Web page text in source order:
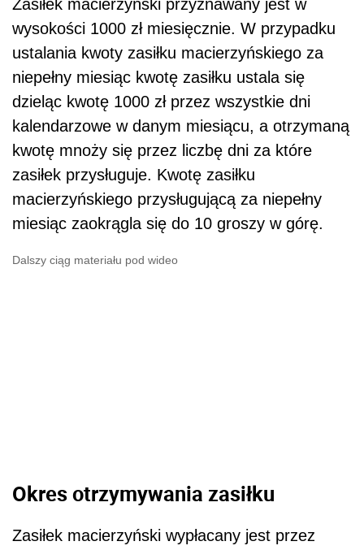
Zasiłek macierzyński przyznawany jest w
wysokości 1000 zł miesięcznie. W przypadku
ustalania kwoty zasiłku macierzyńskiego za
niepełny miesiąc kwotę zasiłku ustala się
dzieląc kwotę 1000 zł przez wszystkie dni
kalendarzowe w danym miesiącu, a otrzymaną
kwotę mnoży się przez liczbę dni za które
zasiłek przysługuje. Kwotę zasiłku
macierzyńskiego przysługującą za niepełny
miesiąc zaokrągla się do 10 groszy w górę.
Dalszy ciąg materiału pod wideo
Okres otrzymywania zasiłku
Zasiłek macierzyński wypłacany jest przez